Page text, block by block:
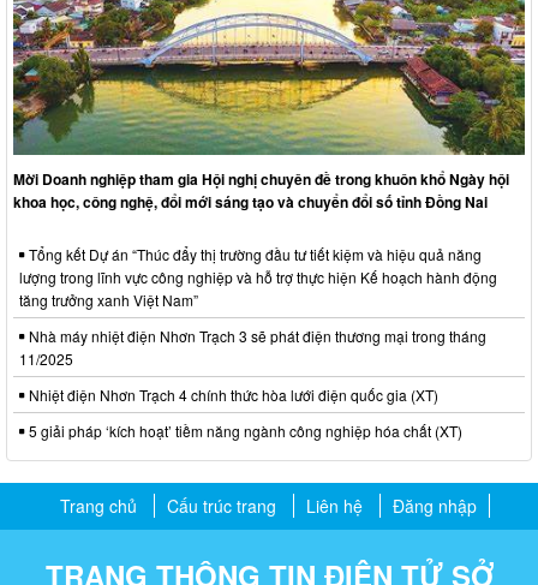
Mời Doanh nghiệp tham gia Hội nghị chuyên đề trong khuôn khổ Ngày hội
khoa học, công nghệ, đổi mới sáng tạo và chuyển đổi số tỉnh Đồng Nai
Tổng kết Dự án “Thúc đẩy thị trường đầu tư tiết kiệm và hiệu quả năng
lượng trong lĩnh vực công nghiệp và hỗ trợ thực hiện Kế hoạch hành động
tăng trưởng xanh Việt Nam”
Nhà máy nhiệt điện Nhơn Trạch 3 sẽ phát điện thương mại trong tháng
11/2025
Nhiệt điện Nhơn Trạch 4 chính thức hòa lưới điện quốc gia (XT)
5 giải pháp ‘kích hoạt’ tiềm năng ngành công nghiệp hóa chất (XT)
Trang chủ Cấu trúc trang Liên hệ Đăng nhập
TRANG THÔNG TIN ĐIỆN TỬ SỞ